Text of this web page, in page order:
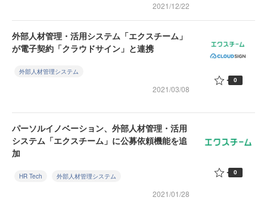
2021/12/22
外部人材管理・活用システム「エクスチーム」
が電子契約「クラウドサイン」と連携
外部人材管理システム
2021/03/08
0
パーソルイノベーション、外部人材管理・活用
システム「エクスチーム」に公募依頼機能を追
加
HR Tech 外部人材管理システム
2021/01/28
0